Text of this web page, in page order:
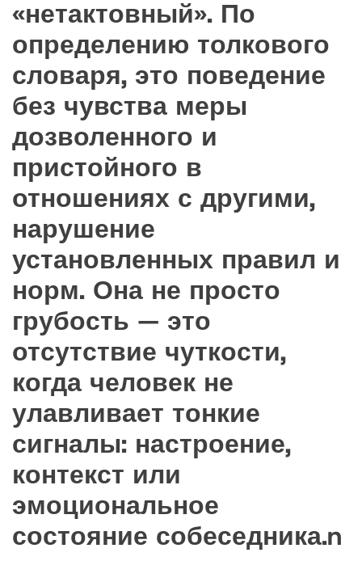
«нетактовный». По
определению толкового
словаря, это поведение
без чувства меры
дозволенного и
пристойного в
отношениях с другими,
нарушение
установленных правил и
норм. Она не просто
грубость — это
отсутствие чуткости,
когда человек не
улавливает тонкие
сигналы: настроение,
контекст или
эмоциональное
состояние собеседника.n